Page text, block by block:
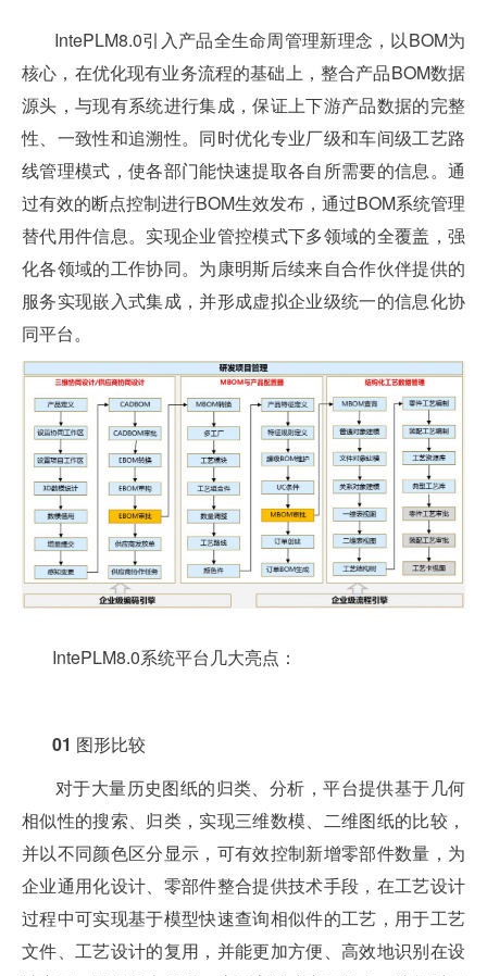
IntePLM8.0引入产品全生命周管理新理念，以BOM为
核心，在优化现有业务流程的基础上，整合产品BOM数据
源头，与现有系统进行集成，保证上下游产品数据的完整
性、一致性和追溯性。同时优化专业厂级和车间级工艺路
线管理模式，使各部门能快速提取各自所需要的信息。通
过有效的断点控制进行BOM生效发布，通过BOM系统管理
替代用件信息。实现企业管控模式下多领域的全覆盖，强
化各领域的工作协同。为康明斯后续来自合作伙伴提供的
服务实现嵌入式集成，并形成虚拟企业级统一的信息化协
同平台。
IntePLM8.0系统平台几大亮点：
01 图形比较
对于大量历史图纸的归类、分析，平台提供基于几何
相似性的搜索、归类，实现三维数模、二维图纸的比较，
并以不同颜色区分显示，可有效控制新增零部件数量，为
企业通用化设计、零部件整合提供技术手段，在工艺设计
过程中可实现基于模型快速查询相似件的工艺，用于工艺
文件、工艺设计的复用，并能更加方便、高效地识别在设